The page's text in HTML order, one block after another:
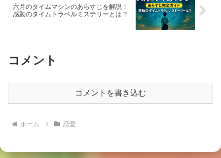
六月のタイムマシンのあらすじを解説！
感動のタイムトラベルミステリーとは？
コメント
コメントを書き込む
ホーム 恋愛